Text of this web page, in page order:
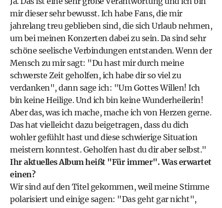
mir dieser sehr bewusst. Ich habe Fans, die mir
jahrelang treu geblieben sind, die sich Urlaub nehmen,
um bei meinen Konzerten dabei zu sein. Da sind sehr
schöne seelische Verbindungen entstanden. Wenn der
Mensch zu mir sagt: "Du hast mir durch meine
schwerste Zeit geholfen, ich habe dir so viel zu
verdanken", dann sage ich: "Um Gottes Willen! Ich
bin keine Heilige. Und ich bin keine Wunderheilerin!
Aber das, was ich mache, mache ich von Herzen gerne.
Das hat vielleicht dazu beigetragen, dass du dich
wohler gefühlt hast und diese schwierige Situation
meistern konntest. Geholfen hast du dir aber selbst."
Ihr aktuelles Album heißt "Für immer". Was erwartet
einen?
Wir sind auf den Titel gekommen, weil meine Stimme
polarisiert und einige sagen: "Das geht gar nicht",